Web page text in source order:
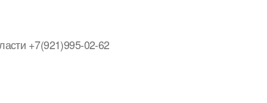
+7(921)995-02-62